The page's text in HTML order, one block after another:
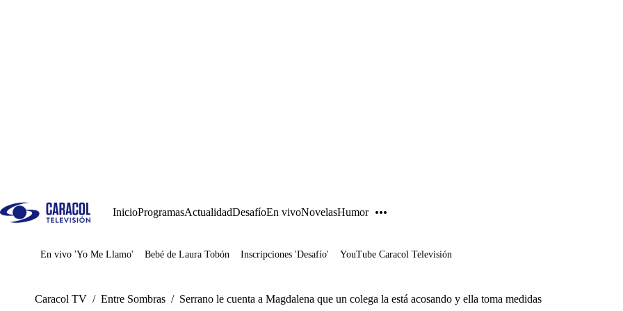
InicioProgramasActualidadDesafíoEn vivoNovelasHumor
Juegos
En vivo 'Yo Me Llamo' Bebé de Laura Tobón Inscripciones 'Desafío' YouTube Caracol Televisión
Caracol TV / Entre Sombras / Serrano le cuenta a Magdalena que un colega la está acosando y ella toma medidas